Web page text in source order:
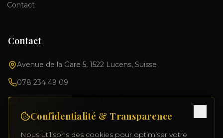
Contact
Contact
Avenue de la Gare 5, 1522 Lucens, Suisse
078 234 49 09
contact@blackwater-tattoo.ch
Confidentialité & Transparence
Nous utilisons des cookies pour optimiser votre